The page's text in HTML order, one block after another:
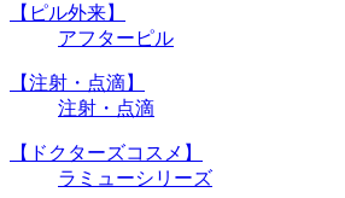
【ピル外来】
アフターピル
【注射・点滴】
注射・点滴
【ドクターズコスメ】
ラミューシリーズ